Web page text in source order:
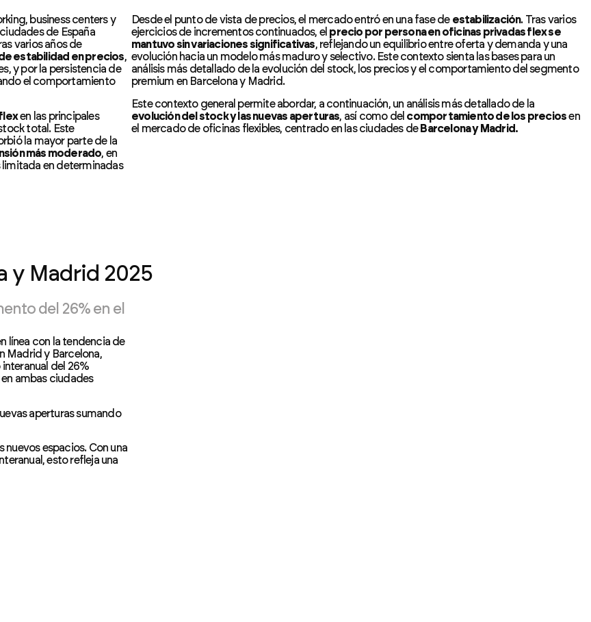
business centers y
de España
varios años de
estabilidad en precios,
y por la persistencia de
el comportamiento
en las principales
total. Este
la mayor parte de la
más moderado, en
limitada en determinadas
Desde el punto de vista de precios, el mercado entró en una fase de estabilización. Tras varios
ejercicios de incrementos continuados, el precio por persona en oficinas privadas flex se
mantuvo sin variaciones significativas, reflejando un equilibrio entre oferta y demanda y una
evolución hacia un modelo más maduro y selectivo. Este contexto sienta las bases para un
análisis más detallado de la evolución del stock, los precios y el comportamiento del segmento
premium en Barcelona y Madrid.
Este contexto general permite abordar, a continuación, un análisis más detallado de la
evolución del stock y las nuevas aperturas, así como del comportamiento de los preciosen
el mercado de oficinas flexibles, centrado en las ciudades de Barcelona y Madrid.
y Madrid 2025
del 26% en el
línea con la tendencia de
Madrid y Barcelona,
del 26%
ambas ciudades
aperturas sumando
nuevos espacios. Con una
esto refleja una